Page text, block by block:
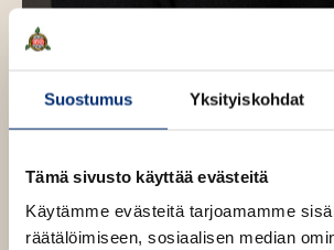
Suostumus Yksityiskohdat
Tämä sivusto käyttää evästeitä
Käytämme evästeitä tarjoamamme
räätälöimiseen, sosiaalisen median